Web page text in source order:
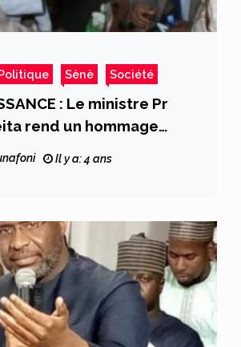
Sènè Société
: Le ministre Pr
rend un hommage
Dr Moussa Sow à l’ISH
Il y a: 4 ans